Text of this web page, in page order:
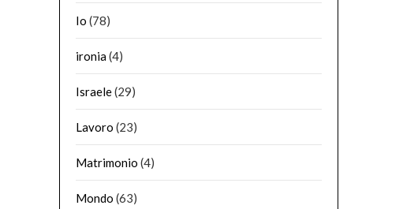
Io (78)
ironia(4)
Israele(29)
Lavoro (23)
Matrimonio (4)
Mondo (63)